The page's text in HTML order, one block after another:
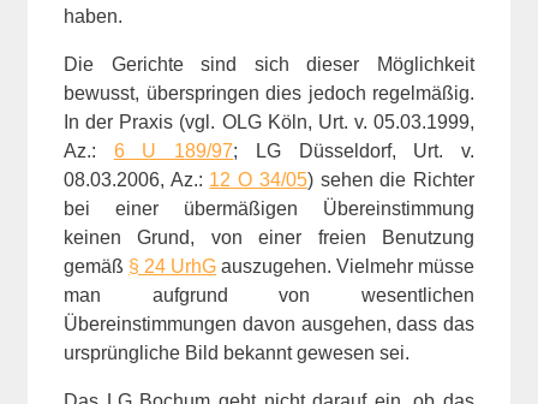
haben.
Die Gerichte sind sich dieser Möglichkeit
bewusst, überspringen dies jedoch regelmäßig.
In der Praxis (vgl. OLG Köln, Urt. v. 05.03.1999,
Az.: 6 U 189/97; LG Düsseldorf, Urt. v.
08.03.2006, Az.: 12 O 34/05) sehen die Richter
bei einer übermäßigen Übereinstimmung
keinen Grund, von einer freien Benutzung
gemäß § 24 UrhG auszugehen. Vielmehr müsse
man aufgrund von wesentlichen
Übereinstimmungen davon ausgehen, dass das
ursprüngliche Bild bekannt gewesen sei.